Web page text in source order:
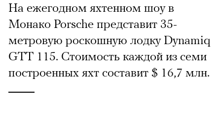
На ежегодном яхтенном шоу в
Монако Porsche представит 35-
метровую роскошную лодку Dynamiq
GTT 115. Стоимость каждой из семи
построенных яхт составит $ 16,7 млн.